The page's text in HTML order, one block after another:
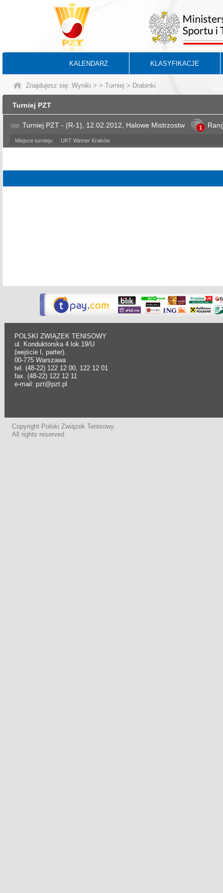
KALENDARZ KLASYFIKACJE
Znajdujesz się: Wyniki > > Turniej > Drabinki
Turniej PZT
Turniej PZT - (R-1), 12.02.2012, Halowe Mistrzostw 1
Miejsce turnieju: UKT Winner Kraków
POLSKI ZWIĄZEK TENISOWY
ul. Konduktorska 4 lok.19/U
(wejście I, parter).
00-775 Warszawa
tel. (48-22) 122 12 00, 122 12 01
fax. (48-22) 122 12 11
e-mail: pzt@pzt.pl
Copyright Polski Związek Tenisowy.
All rights reserved